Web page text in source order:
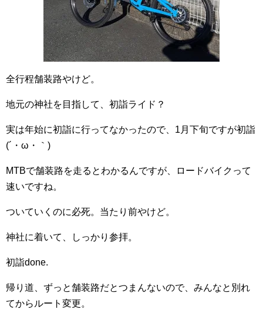
全行程舗装路やけど。
地元の神社を目指して、初詣ライド？
実は年始に初詣に行ってなかったので、1月下旬ですが初詣
(´・ω・｀)
MTBで舗装路を走るとわかるんですが、ロードバイクって
速いですね。
ついていくのに必死。当たり前やけど。
神社に着いて、しっかり参拝。
初詣done.
帰り道、ずっと舗装路だとつまんないので、みんなと別れ
てからルート変更。